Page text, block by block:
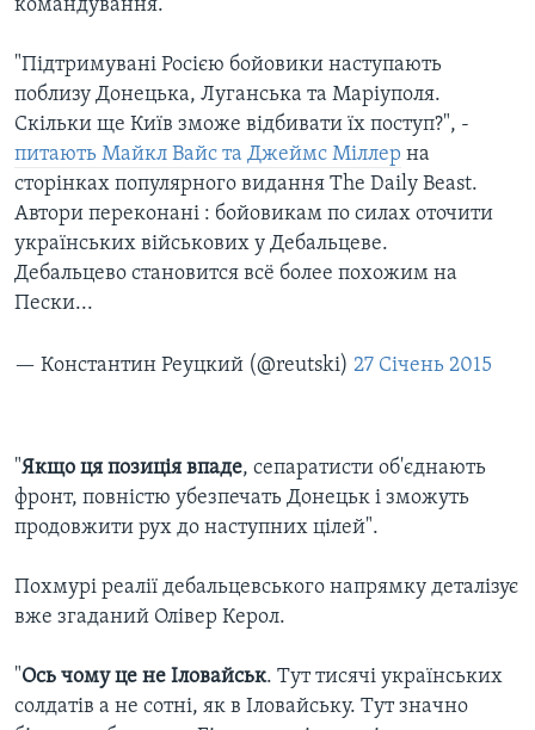
командування.
"Підтримувані Росією бойовики наступають
поблизу Донецька, Луганська та Маріуполя.
Скільки ще Київ зможе відбивати їх поступ?", -
питають Майкл Вайс та Джеймс Міллер на
сторінках популярного видання The Daily Beast.
Автори переконані : бойовикам по силах оточити
українських військових у Дебальцеве.
Дебальцево становится всё более похожим на
Пески...
— Константин Реуцкий (@reutski) 27 Січень 2015
"Якщо ця позиція впаде, сепаратисти об'єднають
фронт, повністю убезпечать Донецьк і зможуть
продовжити рух до наступних цілей".
Похмурі реалії дебальцевського напрямку деталізує
вже згаданий Олівер Керол.
"Ось чому це не Іловайськ. Тут тисячі українських
солдатів а не сотні, як в Іловайську. Тут значно